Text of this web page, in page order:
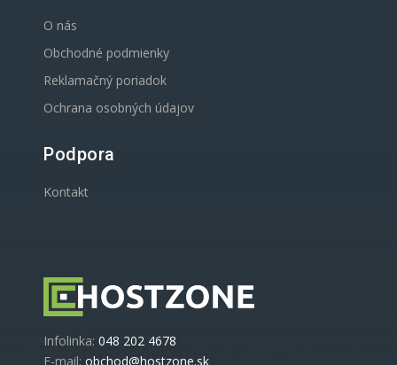
O nás
Obchodné podmienky
Reklamačný poriadok
Ochrana osobných údajov
Podpora
Kontakt
Infolinka: 048 202 4678
E-mail: obchod@hostzone.sk